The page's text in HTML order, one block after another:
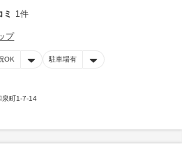
ミ 1件
プ
OK 駐車場有
泉町1-7-14